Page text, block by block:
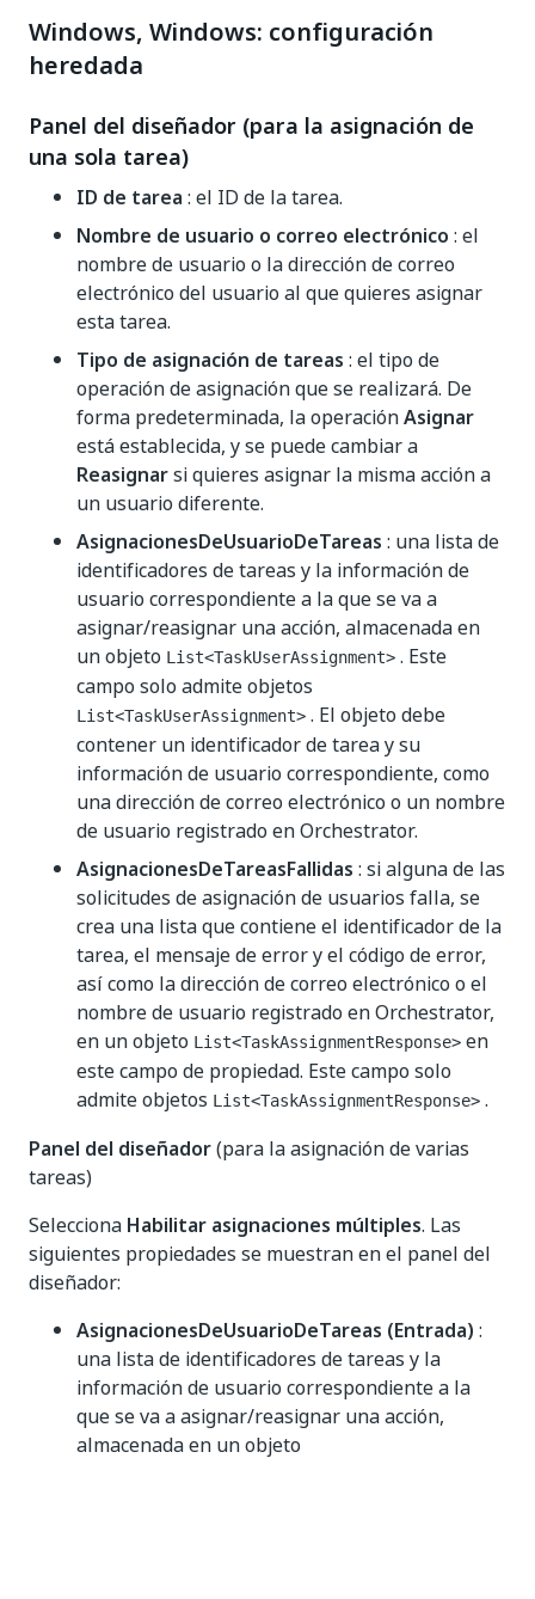
Windows, Windows: configuración
heredada
Panel del diseñador (para la asignación de
una sola tarea)
ID de tarea : el ID de la tarea.
Nombre de usuario o correo electrónico : el
nombre de usuario o la dirección de correo
electrónico del usuario al que quieres asignar
esta tarea.
Tipo de asignación de tareas : el tipo de
operación de asignación que se realizará. De
forma predeterminada, la operaciónAsignar
está establecida, y se puede cambiar a
Reasignarsi quieres asignar la misma acción a
un usuario diferente.
AsignacionesDeUsuarioDeTareas : una lista de
identificadores de tareas y la información de
usuario correspondiente a la que se va a
asignar/reasignar una acción, almacenada en
un objeto List<TaskUserAssignment> . Este
campo solo admite objetos
List<TaskUserAssignment> . El objeto debe
contener un identificador de tarea y su
información de usuario correspondiente, como
una dirección de correo electrónico o un nombre
de usuario registrado en Orchestrator.
AsignacionesDeTareasFallidas : si alguna de las
solicitudes de asignación de usuarios falla, se
crea una lista que contiene el identificador de la
tarea, el mensaje de error y el código de error,
así como la dirección de correo electrónico o el
nombre de usuario registrado en Orchestrator,
en un objeto List<TaskAssignmentResponse> en
este campo de propiedad. Este campo solo
admite objetos List<TaskAssignmentResponse> .
Panel del diseñador(para la asignación de varias
tareas)
Selecciona Habilitar asignaciones múltiples. Las
siguientes propiedades se muestran en el panel del
diseñador:
AsignacionesDeUsuarioDeTareas (Entrada) :
una lista de identificadores de tareas y la
información de usuario correspondiente a la
que se va a asignar/reasignar una acción,
almacenada en un objeto